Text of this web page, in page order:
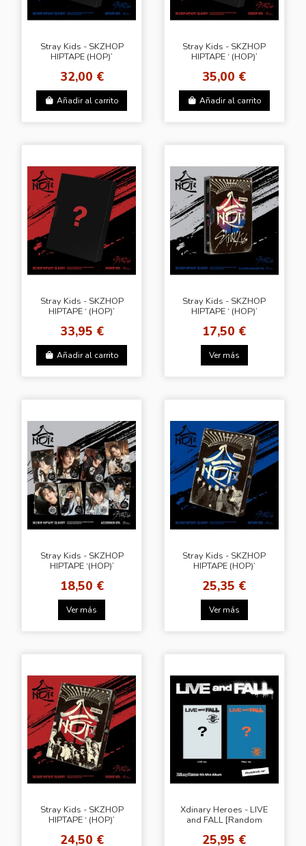
Stray Kids - SKZHOP
HIPTAPE (HOP)’
Random Photocard
(BDM)
32,00 €
Añadir al carrito
Stray Kids - SKZHOP
HIPTAPE ‘ (HOP)’
Random Photocard
(JYP)
35,00 €
Añadir al carrito
Stray Kids - SKZHOP
HIPTAPE ‘ (HOP)’
Random Photocard
(SW)
33,95 €
Añadir al carrito
Stray Kids - SKZHOP
HIPTAPE ‘ (HOP)’
ALBUM_NEMO VER.]
17,50 €
Ver más
Stray Kids - SKZHOP
HIPTAPE ‘(HOP)’
Random Cover]
18,50 €
Ver más
Stray Kids - SKZHOP
HIPTAPE (HOP)’
25,35 €
Ver más
Stray Kids - SKZHOP
HIPTAPE ‘ (HOP)’
24,50 €
Xdinary Heroes - LIVE
and FALL [Random
25,95 €